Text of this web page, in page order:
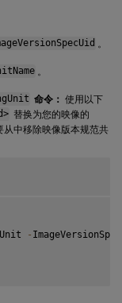
。
。
命令： 使用以下
替换为您的映像的
从中移除映像版本规范共
-